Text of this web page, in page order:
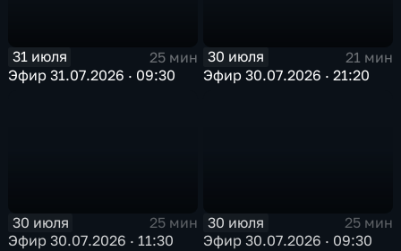
31 июля
25 мин
Эфир 31.07.2026 · 09:30
30 июля
21 мин
Эфир 30.07.2026 · 21:20
30 июля
25 мин
Эфир 30.07.2026 · 11:30
30 июля
25 мин
Эфир 30.07.2026 · 09:30